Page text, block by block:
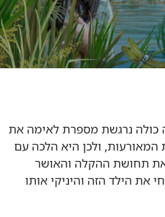
כולה נרגשת מספרת לאימה את
המאורעות,‏ ולכן היא הלכה עם
תחושת ההקלה והאושר
הילד הזה והיניקי אותו